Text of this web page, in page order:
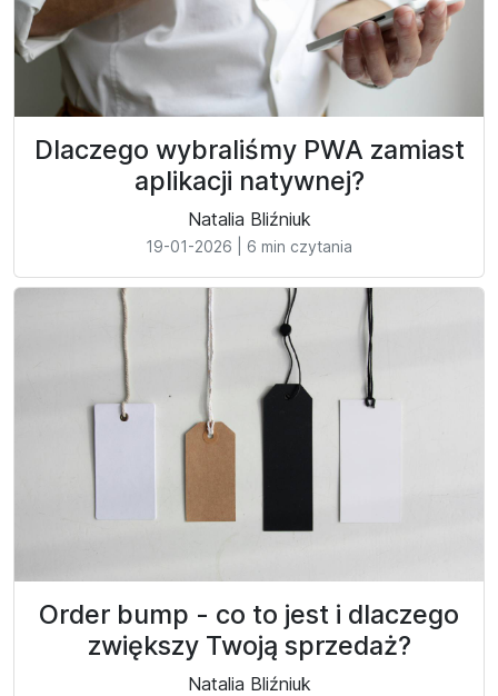
Dlaczego wybraliśmy PWA zamiast
aplikacji natywnej?
Natalia Bliźniuk
19-01-2026 6 min czytania
Order bump - co to jest i dlaczego
zwiększy Twoją sprzedaż?
Natalia Bliźniuk